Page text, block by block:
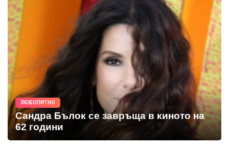
ЛЮБОПИТНО
Сандра Бълок се завръща в киното на
62 години